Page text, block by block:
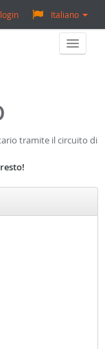
Italiano
login
tramite il circuito di